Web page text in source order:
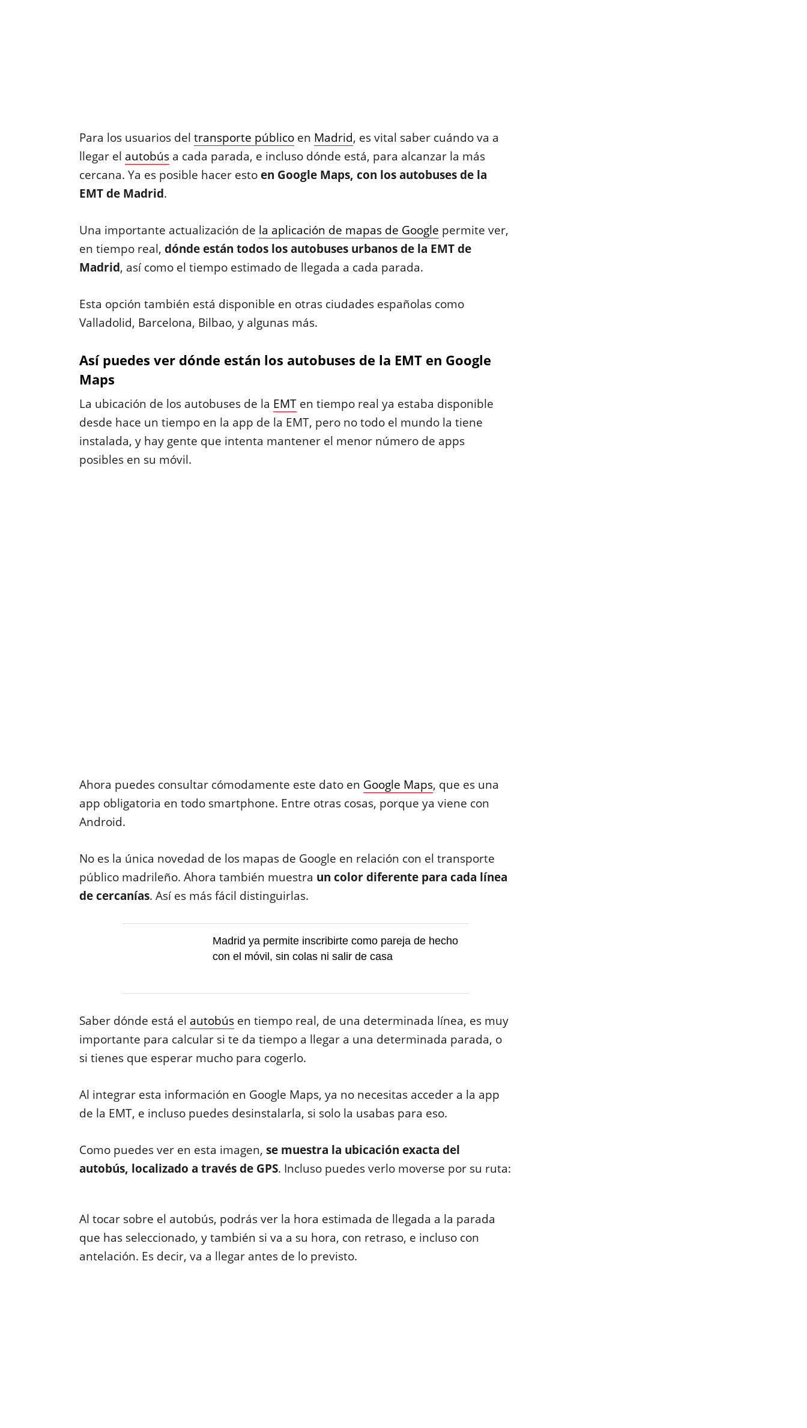
Para los usuarios del transporte públicoen Madrid, es vital saber cuándo va a
llegar el autobúsa cada parada, e incluso dónde está, para alcanzar la más
cercana. Ya es posible hacer estoen Google Maps, con los autobuses de la
EMT de Madrid.
Una importante actualización de la aplicación de mapas de Google permite ver,
en tiempo real, dónde están todos los autobuses urbanos de la EMT de
Madrid, así como el tiempo estimado de llegada a cada parada.
Esta opción también está disponible en otras ciudades españolas como
Valladolid, Barcelona, Bilbao, y algunas más.
Así puedes ver dónde están los autobuses de la EMT en Google
Maps
La ubicación de los autobuses de la EMTen tiempo real ya estaba disponible
desde hace un tiempo en la app de la EMT, pero no todo el mundo la tiene
instalada, y hay gente que intenta mantener el menor número de apps
posibles en su móvil.
Ahora puedes consultar cómodamente este dato en Google Maps, que es una
app obligatoria en todo smartphone. Entre otras cosas, porque ya viene con
Android.
No es la única novedad de los mapas de Google en relación con el transporte
público madrileño. Ahora también muestra un color diferente para cada línea
de cercanías. Así es más fácil distinguirlas.
Madrid ya permite inscribirte como pareja de hecho
con el móvil, sin colas ni salir de casa
Saber dónde está el autobúsen tiempo real, de una determinada línea, es muy
importante para calcular si te da tiempo a llegar a una determinada parada, o
si tienes que esperar mucho para cogerlo.
Al integrar esta información en Google Maps, ya no necesitas acceder a la app
de la EMT, e incluso puedes desinstalarla, si solo la usabas para eso.
Como puedes ver en esta imagen, se muestra la ubicación exacta del
autobús, localizado a través de GPS. Incluso puedes verlo moverse por su ruta:
Al tocar sobre el autobús, podrás ver la hora estimada de llegada a la parada
que has seleccionado, y también si va a su hora, con retraso, e incluso con
antelación. Es decir, va a llegar antes de lo previsto.